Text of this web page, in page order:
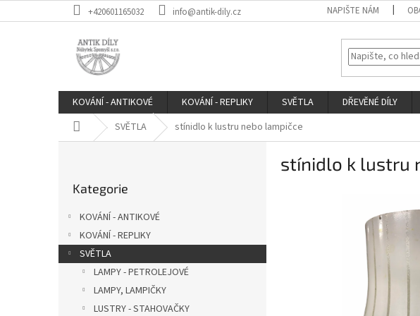
na
+420601165032 info@antik-dily.cz NAPIŠTE NÁM
KOVÁNÍ - ANTIKOVÉ KOVÁNÍ - REPLIKY SVĚTLA DŘEVĚNÉ DÍLY
Domů SVĚTLA stínidlo k lustru nebo lampičce
n
kategorie
Kategorie
KOVÁNÍ - ANTIKOVÉ
KOVÁNÍ - REPLIKY
SVĚTLA
LAMPY - PETROLEJOVÉ
LAMPY, LAMPIČKY
LUSTRY - STAHOVAČKY
stínidlo k lustru